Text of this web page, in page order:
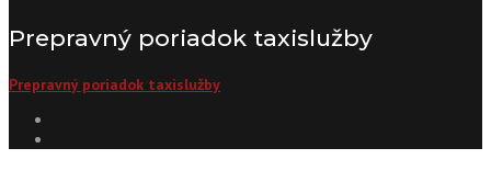
Prepravný poriadok taxislužby
Prepravný poriadok taxislužby